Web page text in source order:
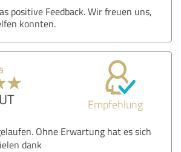
positive Feedback. Wir freuen uns,
konnten.
Empfehlung
Ohne Erwartung hat es sich
dank